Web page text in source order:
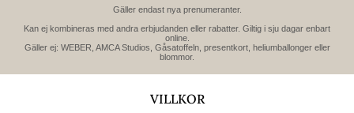
Gäller endast nya prenumeranter.
Kan ej kombineras med andra erbjudanden eller rabatter. Giltig i sju dagar enbart
online.
Gäller ej: WEBER, AMCA Studios, Gåsatoffeln, presentkort, heliumballonger eller
blommor.
VILLKOR